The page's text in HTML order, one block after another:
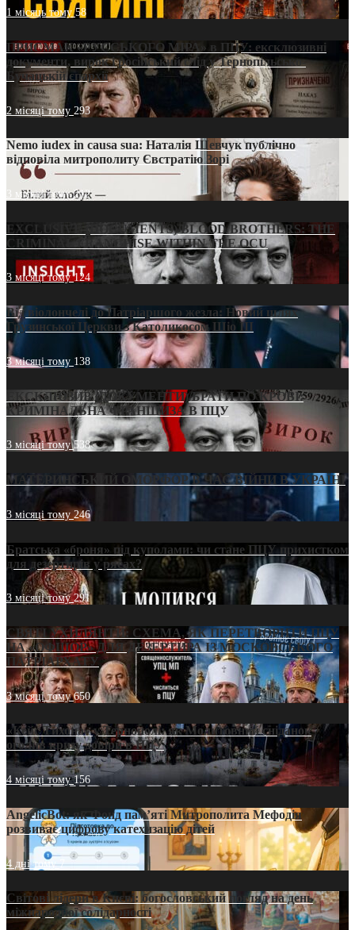
1 місяць тому58
ПРИСМАК «РУССЬКОГО МІРА» в ПЦУ: ексклюзивні
документи, вирок і російський слід у Тернопільсько-
Бучацькій єпархії
2 місяці тому 293
Nemo iudex in causa sua: Наталія Шевчук публічно
відповіла митрополиту Євстратію Зорі
3 місяці тому212
EXCLUSIVE (DOCUMENTS)/BLOOD BROTHERS: THE
CRIMINAL FRANCHISE WITHIN THE OCU
3 місяці тому124
Від віолончелі до Патріаршого жезла: Новий шлях
Грузинської Церкви з Католикосом Шіо III
3 місяці тому 138
ЕКСКЛЮЗИВ (ДОКУМЕНТИ)/БРАТИ ПО КРОВІ:
КРИМІНАЛЬНА ФРАНШИЗА В ПЦУ
3 місяці тому538
МАТЕРИНСЬКИЙ ОМОРФОР В ЧАС ВІЙНИ В УКРАЇНІ
3 місяці тому246
Братська «броня» під куполами: чи стане ПЦУ прихистком
для дезертирів у рясах?
3 місяці тому291
СВЯТІ УХИЛЯНТИ: СХЕМА, ЯК ПЕРЕТВОРИТИ ПЦУ
НА «ОФШОР» ДЛЯ ДЕЗЕРТИРА ІЗ МОСКОВСЬКОГО
ПАТРІАРХАТУ
3 місяці тому650
«Кейс Тихона» у Тернополі: як Молитовний сніданок
оголив кризу довіри в ПЦУ
4 місяці тому156
AngelicBot: як Фонд пам’яті Митрополита Мефодія
розвиває цифрову катехизацію дітей
4 дні тому7
Світові лідери в Києві: богословський погляд на день
міжнародної солідарності